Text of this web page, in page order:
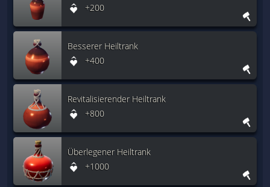
+200
Besserer Heiltrank
+400
Revitalisierender Heiltrank
+800
Überlegener Heiltrank
+1000